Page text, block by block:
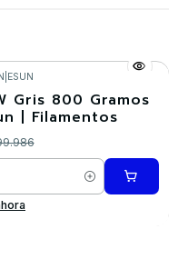
ESUN
Gris 800 Gramos
| Filamentos